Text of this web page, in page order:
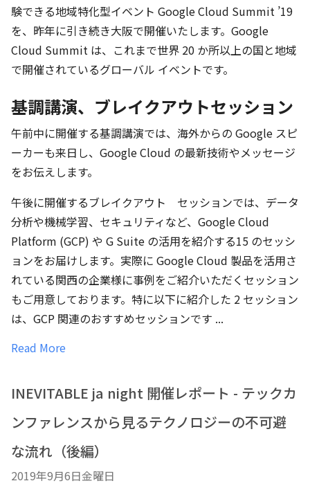
験できる地域特化型イベント Google Cloud Summit ’19
を、昨年に引き続き大阪で開催いたします。Google
Cloud Summit は、これまで世界 20 か所以上の国と地域
で開催されているグローバル イベントです。
基調講演、ブレイクアウトセッション
午前中に開催する基調講演では、海外からの Google スピ
ーカーも来日し、Google Cloud の最新技術やメッセージ
をお伝えします。
午後に開催するブレイクアウト セッションでは、データ
分析や機械学習、セキュリティなど、Google Cloud
Platform (GCP) や G Suite の活用を紹介する15 のセッシ
ョンをお届けします。実際に Google Cloud 製品を活用さ
れている関西の企業様に事例をご紹介いただくセッション
もご用意しております。特に以下に紹介した 2 セッション
は、GCP 関連のおすすめセッションです ...
Read More
INEVITABLE ja night 開催レポート - テックカ
ンファレンスから見るテクノロジーの不可避
な流れ（後編）
2019年9月6日金曜日